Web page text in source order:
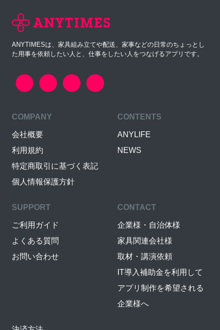
ANYTIMESは、家具組み立てや配送、家事などの日常のちょっとし
た用事を依頼したい人と、仕事をしたい人をつなげるアプリです。
COMPANY
会社概要
利用規約
特定商取引に基づく表記
個人情報保護方針
CONTENTS
ANYLIFE
NEWS
SUPPORT
ご利用ガイド
よくある質問
お問い合わせ
CONTACT
企業様・自治体様
家具関連会社様
取材・講演依頼
IT導入補助金を利用して
アプリ制作を希望される
企業様へ